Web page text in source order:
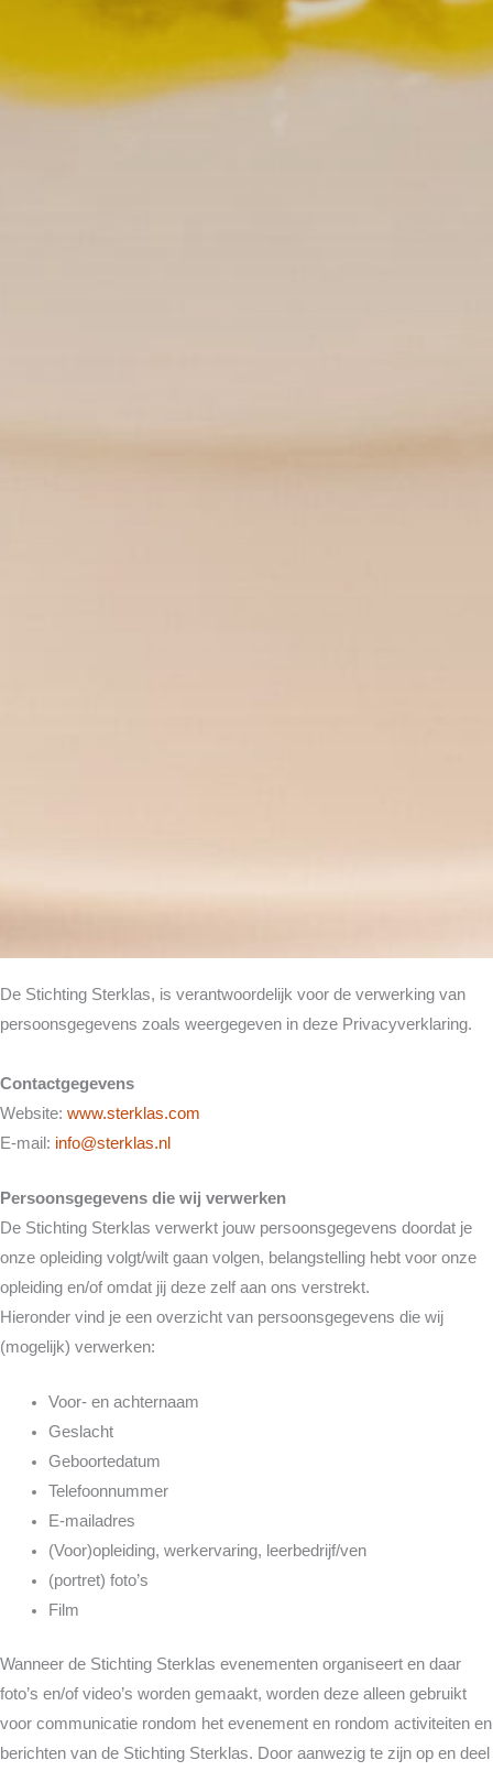
De Stichting Sterklas, is verantwoordelijk voor de verwerking van
persoonsgegevens zoals weergegeven in deze Privacyverklaring.
Contactgegevens
Website: www.sterklas.com
E-mail: info@sterklas.nl
Persoonsgegevens die wij verwerken
De Stichting Sterklas verwerkt jouw persoonsgegevens doordat je
onze opleiding volgt/wilt gaan volgen, belangstelling hebt voor onze
opleiding en/of omdat jij deze zelf aan ons verstrekt.
Hieronder vind je een overzicht van persoonsgegevens die wij
(mogelijk) verwerken:
Voor- en achternaam
Geslacht
Geboortedatum
Telefoonnummer
E-mailadres
(Voor)opleiding, werkervaring, leerbedrijf/ven
(portret) foto’s
Film
Wanneer de Stichting Sterklas evenementen organiseert en daar
foto’s en/of video’s worden gemaakt, worden deze alleen gebruikt
voor communicatie rondom het evenement en rondom activiteiten en
berichten van de Stichting Sterklas. Door aanwezig te zijn op en deel